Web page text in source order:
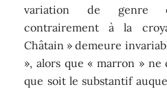
variation de genre
contrairement à la
Châtain » demeure
», alors que « marron » ne
que soit le substantif